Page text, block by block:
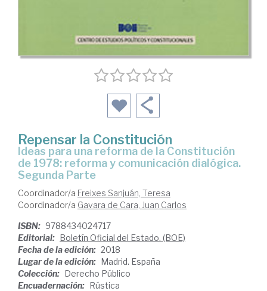
Repensar la Constitución
Ideas para una reforma de la Constitución
de 1978: reforma y comunicación dialógica.
Segunda Parte
Coordinador/a Freixes Sanjuán, Teresa
Coordinador/a Gavara de Cara, Juan Carlos
ISBN: 9788434024717
Editorial: Boletín Oficial del Estado. (BOE)
Fecha de la edición: 2018
Lugar de la edición: Madrid. España
Colección: Derecho Público
Encuadernación: Rústica